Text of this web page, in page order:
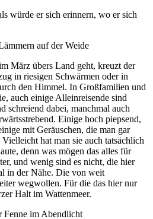
würde er sich erinnern, wo er sich
März übers Land geht, kreuzt der
in riesigen Schwärmen oder in
den Himmel. In Großfamilien und
auch einige Alleinreisende sind
schreiend dabei, manchmal auch
Einige hoch piepsend,
mit Geräuschen, die man gar
hat man sie auch tatsächlich
denn was mögen das alles für
und wenig sind es nicht, die hier
in der Nähe. Die von weit
wegwollen. Für die das hier nur
Halt im Wattenmeer.